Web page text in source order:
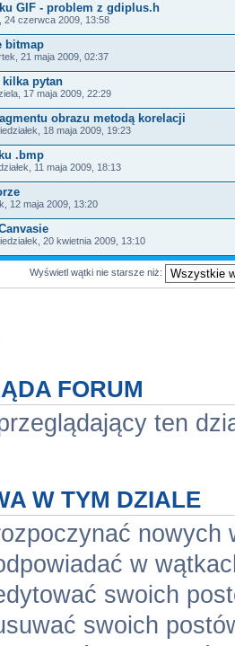
GIF - problem z gdiplus.h
24 czerwca 2009, 13:58
bitmap
21 maja 2009, 02:37
kilka pytan
17 maja 2009, 22:29
obrazu metodą korelacji
18 maja 2009, 19:23
.bmp
11 maja 2009, 18:13
12 maja 2009, 13:20
20 kwietnia 2009, 13:10
Wyświetl wątki nie starsze niż:
FORUM
ten
W TYM DZIALE
nowych
w
swoich
swoich